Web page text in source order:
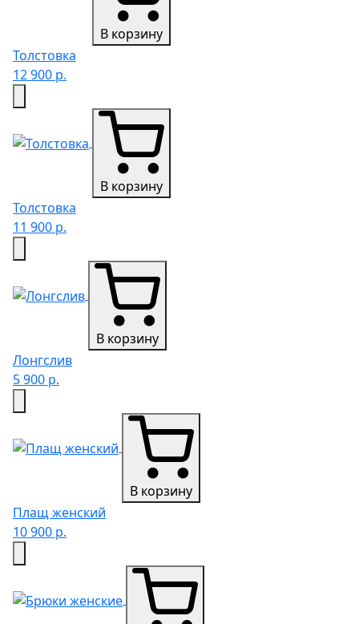
В корзину
Толстовка
12 900 р.
В корзину
Толстовка
11 900 р.
В корзину
Лонгслив
5 900 р.
В корзину
Плащ женский
10 900 р.